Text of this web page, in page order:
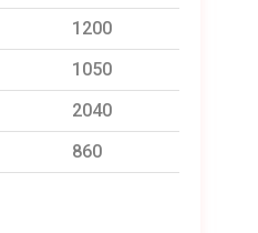
1200
1050
2040
860